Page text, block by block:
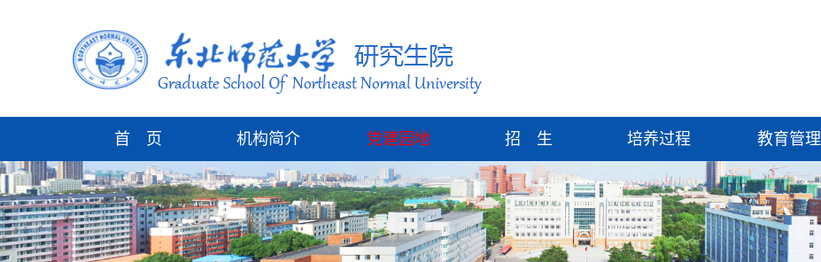
首 页 机构简介 党建园地 招 生 培养过程 教育管理